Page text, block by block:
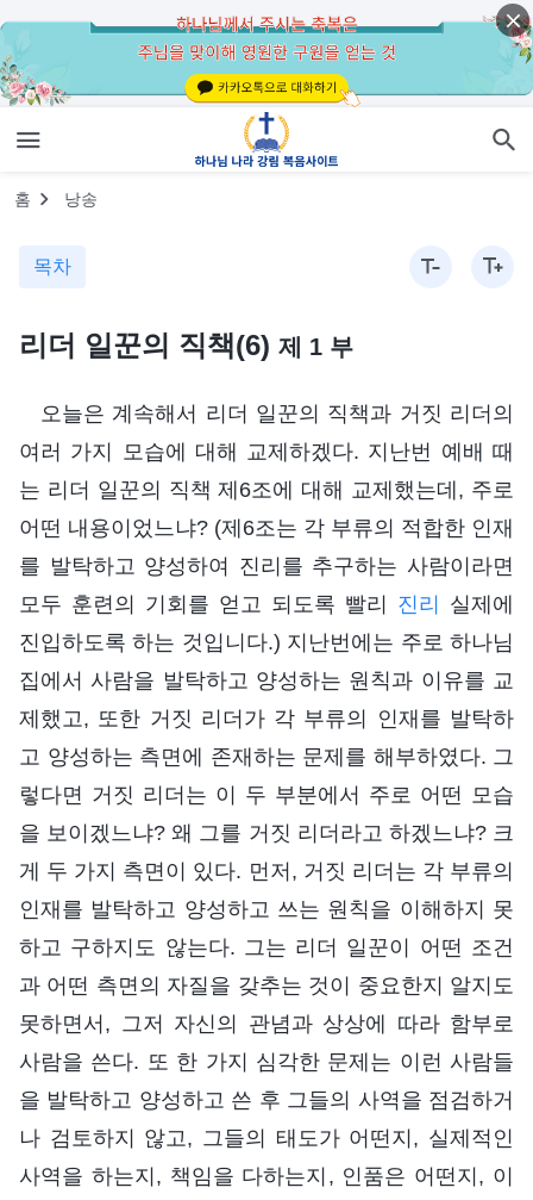
홈 낭송
목차
리더 일꾼의 직책(6) 제 1 부
오늘은 계속해서 리더 일꾼의 직책과 거짓 리더의
여러 가지 모습에 대해 교제하겠다. 지난번 예배 때
는 리더 일꾼의 직책 제6조에 대해 교제했는데, 주로
어떤 내용이었느냐? (제6조는 각 부류의 적합한 인재
를 발탁하고 양성하여 진리를 추구하는 사람이라면
모두 훈련의 기회를 얻고 되도록 빨리 진리 실제에
진입하도록 하는 것입니다.) 지난번에는 주로 하나님
집에서 사람을 발탁하고 양성하는 원칙과 이유를 교
제했고, 또한 거짓 리더가 각 부류의 인재를 발탁하
고 양성하는 측면에 존재하는 문제를 해부하였다. 그
렇다면 거짓 리더는 이 두 부분에서 주로 어떤 모습
을 보이겠느냐? 왜 그를 거짓 리더라고 하겠느냐? 크
게 두 가지 측면이 있다. 먼저, 거짓 리더는 각 부류의
인재를 발탁하고 양성하고 쓰는 원칙을 이해하지 못
하고 구하지도 않는다. 그는 리더 일꾼이 어떤 조건
과 어떤 측면의 자질을 갖추는 것이 중요한지 알지도
못하면서, 그저 자신의 관념과 상상에 따라 함부로
사람을 쓴다. 또 한 가지 심각한 문제는 이런 사람들
을 발탁하고 양성하고 쓴 후 그들의 사역을 점검하거
나 검토하지 않고, 그들의 태도가 어떤지, 실제적인
사역을 하는지, 책임을 다하는지, 인품은 어떤지, 이